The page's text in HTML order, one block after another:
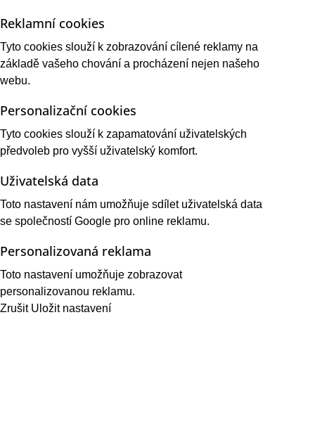
Reklamní cookies
Tyto cookies slouží k zobrazování cílené reklamy na
základě vašeho chování a procházení nejen našeho
webu.
Personalizační cookies
Tyto cookies slouží k zapamatování uživatelských
předvoleb pro vyšší uživatelský komfort.
Uživatelská data
Toto nastavení nám umožňuje sdílet uživatelská data
se společností Google pro online reklamu.
Personalizovaná reklama
Toto nastavení umožňuje zobrazovat
personalizovanou reklamu.
Zrušit Uložit nastavení